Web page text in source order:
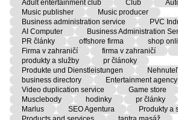
Adult entertainment club
Club
Music publisher
Music producer
Business administration service
PVC
AI Computer
Business Administration
PR články
offshore firma
shop
Firma v zahraničí
firma v zahraničí
produkty a služby
pr článoky
Produkte und Dienstleistungen
business directory
Entertainment agency
Video duplication service
Game store
Musclebody
hodinky pr články
Marlus
SEO Agentura
Produkty a